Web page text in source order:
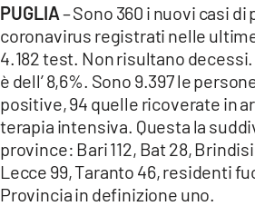
PUGLIA– Sono 360 i nuovi casi di
coronavirus registrati nelle
4.182 test. Non risultano
è dell’ 8,6%. Sono 9.397 le
positive, 94 quelle ricoverate in
terapia intensiva. Questa la
province: Bari 112, Bat 28,
Lecce 99, Taranto 46, residenti
Provincia in definizione uno.